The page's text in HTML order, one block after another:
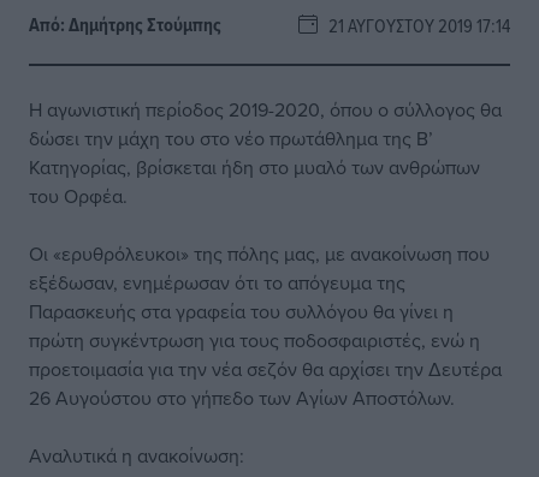
Από:Δημήτρης Στούμπης 21 ΑΥΓΟΎΣΤΟΥ 2019 17:14
Η αγωνιστική περίοδος 2019-2020, όπου ο σύλλογος θα
δώσει την μάχη του στο νέο πρωτάθλημα της Β’
Κατηγορίας, βρίσκεται ήδη στο μυαλό των ανθρώπων
του Ορφέα.
Οι «ερυθρόλευκοι» της πόλης μας, με ανακοίνωση που
εξέδωσαν, ενημέρωσαν ότι το απόγευμα της
Παρασκευής στα γραφεία του συλλόγου θα γίνει η
πρώτη συγκέντρωση για τους ποδοσφαιριστές, ενώ η
προετοιμασία για την νέα σεζόν θα αρχίσει την Δευτέρα
26 Αυγούστου στο γήπεδο των Αγίων Αποστόλων.
Αναλυτικά η ανακοίνωση: